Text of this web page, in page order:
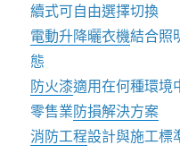
續式可自由選擇切換
電動升降曬衣機結合照
態
防火漆適用在何種環境
零售業防損解決方案
消防工程設計與施工標